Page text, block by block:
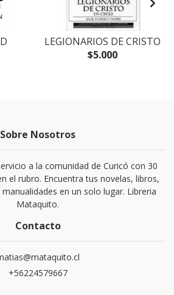
LEGIONARIOS DE CRISTO
$5.000
Sobre Nosotros
a la comunidad de Curicó con 30
el rubro. Encuentra tus novelas, libros,
en un solo lugar. Libreria
Mataquito.
Contacto
+56224579667